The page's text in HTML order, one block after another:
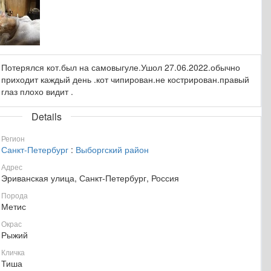
Потерялся кот.был на самовыгуле.Ушол 27.06.2022.обычно
приходит каждый день .кот чипирован.не кострирован.правый
глаз плохо видит .
Details
Регион
Санкт-Петербург : Выборгский район
Адрес
Эриванская улица, Санкт-Петербург, Россия
Порода
Метис
Окрас
Рыжий
Кличка
Тиша